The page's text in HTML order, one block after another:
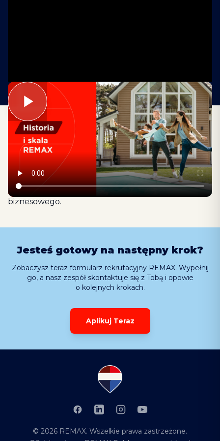
REMAX działa od ponad 40 lat i jest jedną
z największych sieci nieruchomości na świecie.
Działamy w ponad 110 krajach i skupiamy tysiące
agentów. W Polsce stale rozwijamy sieć lokalnych
biur, oferując dostęp do globalnej
rozpoznawalności i sprawdzonego modelu
biznesowego.
Jesteś gotowy na następny krok?
Zobaczysz teraz formularz rekrutacyjny REMAX. Wypełnij
go, a nasz zespół skontaktuje się z Tobą i opowie
o kolejnych krokach.
Aplikuj Teraz
FacebookLinkedInInstagramYouTube
© 2026 REMAX. Wszelkie prawa zastrzeżone.